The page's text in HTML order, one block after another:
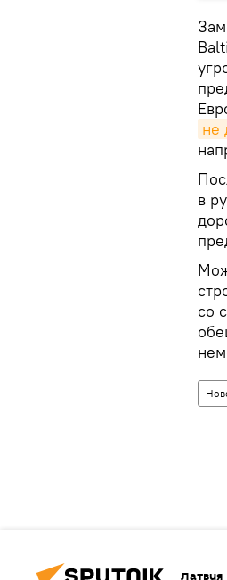
не
в
со
Латвия